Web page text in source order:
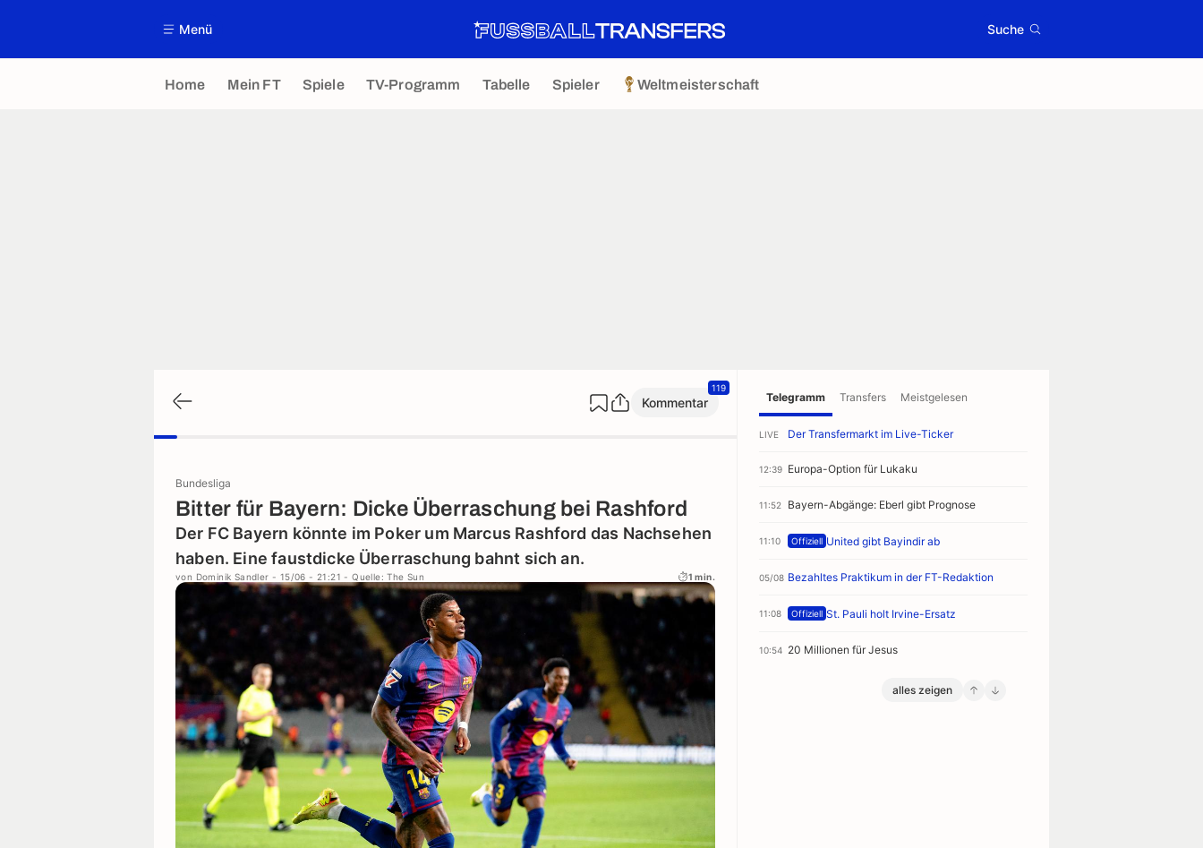
Menü Suche
Home Mein FT Spiele TV-Programm Tabelle Spieler Weltmeisterschaft
Kommentar
119
Bundesliga
Bitter für Bayern: Dicke Überraschung bei Rashford
Der FC Bayern könnte im Poker um Marcus Rashford das Nachsehen
haben. Eine faustdicke Überraschung bahnt sich an.
von Dominik Sandler - 15/06 - 21:21 - Quelle: The Sun 1 min.
Telegramm Transfers Meistgelesen
LIVE Der Transfermarkt im Live-Ticker
12:39 Europa-Option für Lukaku
11:52 Bayern-Abgänge: Eberl gibt Prognose
11:10 Offiziell United gibt Bayindir ab
05/08 Bezahltes Praktikum in der FT-Redaktion
11:08 Offiziell St. Pauli holt Irvine-Ersatz
10:54 20 Millionen für Jesus
alles zeigen